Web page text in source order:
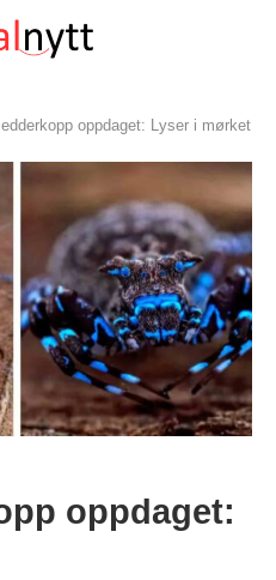
oppdaget: Lyser i mørket
oppdaget: